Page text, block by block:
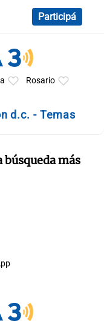
Participá
Rosario
d.c. - Temas
más